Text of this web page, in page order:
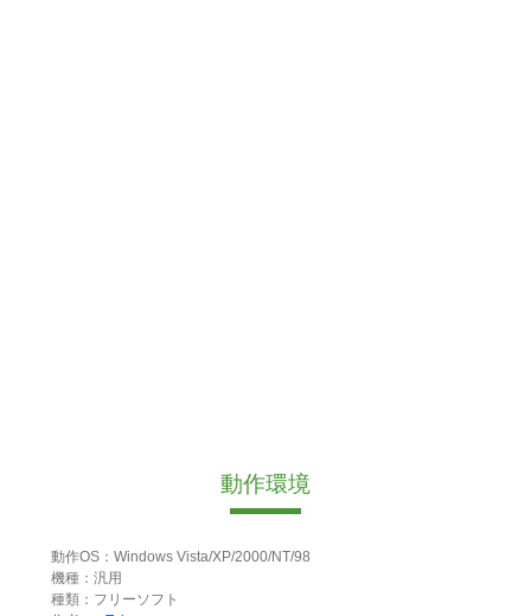
動作環境
動作OS：Windows Vista/XP/2000/NT/98
機種：汎用
種類：フリーソフト